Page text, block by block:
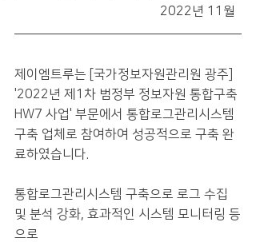
2022년 11월
제이엠트루는 [국가정보자원관리원 광주]
'2022년 제1차 범정부 정보자원 통합구축
HW7 사업' 부문에서 통합로그관리시스템
구축 업체로 참여하여 성공적으로 구축 완
료하였습니다.
통합로그관리시스템 구축으로 로그 수집
및 분석 강화, 효과적인 시스템 모니터링 등
으로